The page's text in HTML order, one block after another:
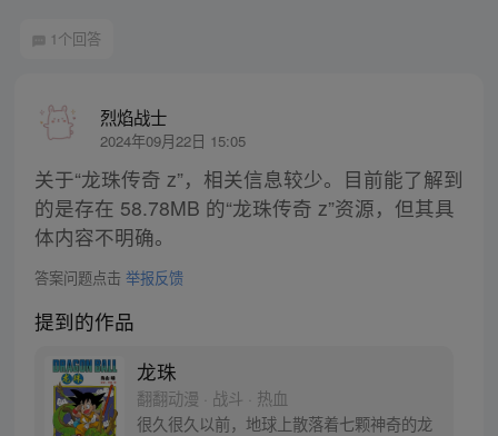
1个回答
烈焰战士
2024年09月22日 15:05
关于“龙珠传奇 z”，相关信息较少。目前能了解到
的是存在 58.78MB 的“龙珠传奇 z”资源，但其具
体内容不明确。
答案问题点击 举报反馈
提到的作品
龙珠
翻翻动漫 · 战斗 · 热血
很久很久以前，地球上散落着七颗神奇的龙